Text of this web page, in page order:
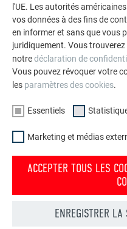
l'UE. Les autorités
vos données à des fins de
en informer et sans que vous
juridiquement. Vous
notredéclaration de
Vous pouvez révoquer votre
les paramètres des cookies.
Essentiels
Marketing et médias
ACCEPTER TOUS LES
ENREGISTRER